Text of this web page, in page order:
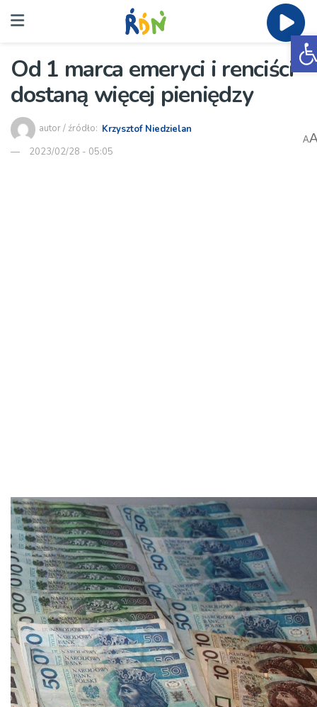
Od 1 marca emeryci i renciści
dostaną więcej pieniędzy
autor / źródło: Krzysztof Niedzielan
2023/02/28 - 05:05
A